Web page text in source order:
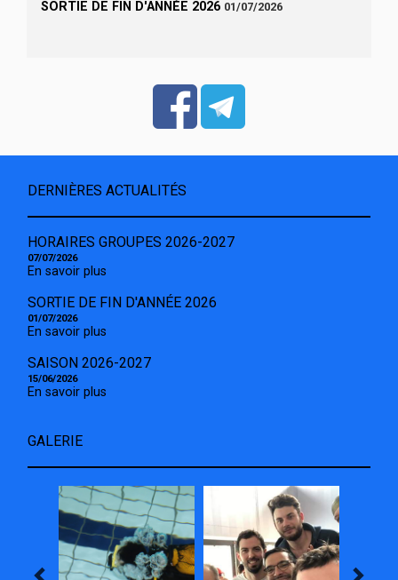
SORTIE DE FIN D'ANNÉE 2026 01/07/2026
DERNIÈRES ACTUALITÉS
HORAIRES GROUPES 2026-2027
07/07/2026
En savoir plus
SORTIE DE FIN D'ANNÉE 2026
01/07/2026
En savoir plus
SAISON 2026-2027
15/06/2026
En savoir plus
GALERIE